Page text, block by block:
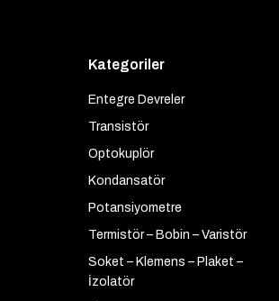
Kategoriler
Entegre Devreler
Transistör
Optokuplör
Kondansatör
Potansiyometre
Termistör – Bobin – Varistör
Soket – Klemens – Plaket –
İzolatör